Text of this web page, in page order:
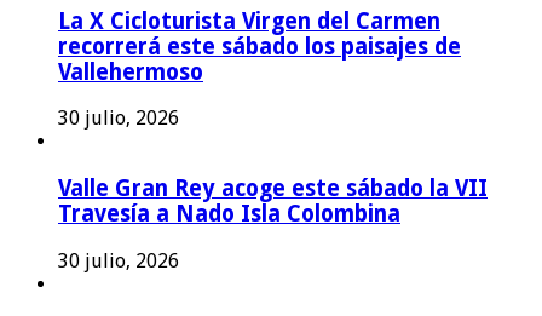
La X Cicloturista Virgen del Carmen
recorrerá este sábado los paisajes de
Vallehermoso
30 julio, 2026
Valle Gran Rey acoge este sábado la VII
Travesía a Nado Isla Colombina
30 julio, 2026